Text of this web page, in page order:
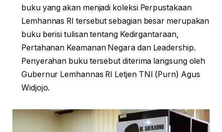
buku yang akan menjadi koleksi Perpustakaan
Lemhannas RI tersebut sebagian besar merupakan
buku berisi tulisan tentang Kedirgantaraan,
Pertahanan Keamanan Negara dan Leadership.
Penyerahan buku tersebut diterima langsung oleh
Gubernur Lemhannas RI Letjen TNI (Purn) Agus
Widjojo.